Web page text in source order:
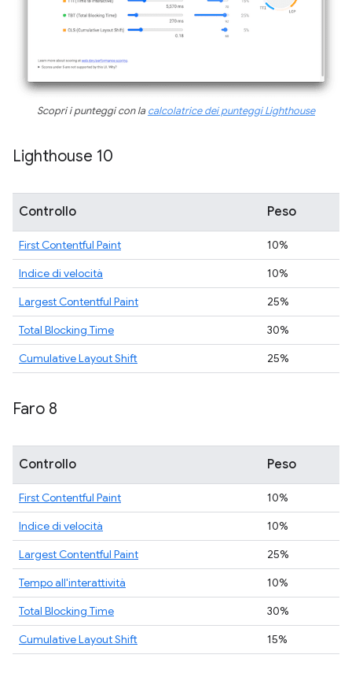
Scopri i punteggi con lacalcolatrice dei punteggi Lighthouse
Lighthouse 10
Controllo Peso
First Contentful Paint
10%
Indice di velocità
10%
Largest Contentful Paint
25%
Total Blocking Time
30%
Cumulative Layout Shift
25%
Faro 8
Controllo Peso
First Contentful Paint
10%
Indice di velocità
10%
Largest Contentful Paint
25%
Tempo all'interattività
10%
Total Blocking Time
30%
Cumulative Layout Shift
15%